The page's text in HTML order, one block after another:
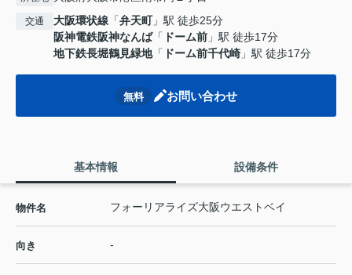
交通 大阪環状線 「弁天町」駅 徒歩25分
阪神電鉄阪神なんば「 ドーム前 」駅 徒歩17分
地下鉄長堀鶴見緑地「 ドーム前千代崎 」駅 徒歩17分
無料 お問い合わせ
基本情報 設備条件
物件名 フォーリアライズ大阪ウエストベイ
向き -